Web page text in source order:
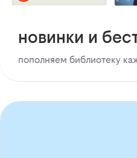
новинки и
пополняем библиотеку